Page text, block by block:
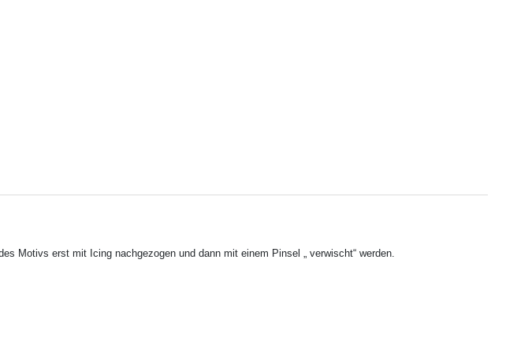
Motivs erst mit Icing nachgezogen und dann mit einem Pinsel „ verwischt“ werden.